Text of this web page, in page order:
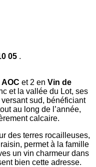
05 .
AOC et 2 en Vin de
et la vallée du Lot, ses
sud, bénéficiant
au long de l’année,
calcaire.
des terres rocailleuses,
permet à la famille
un vin charmeur dans
bien cette adresse.